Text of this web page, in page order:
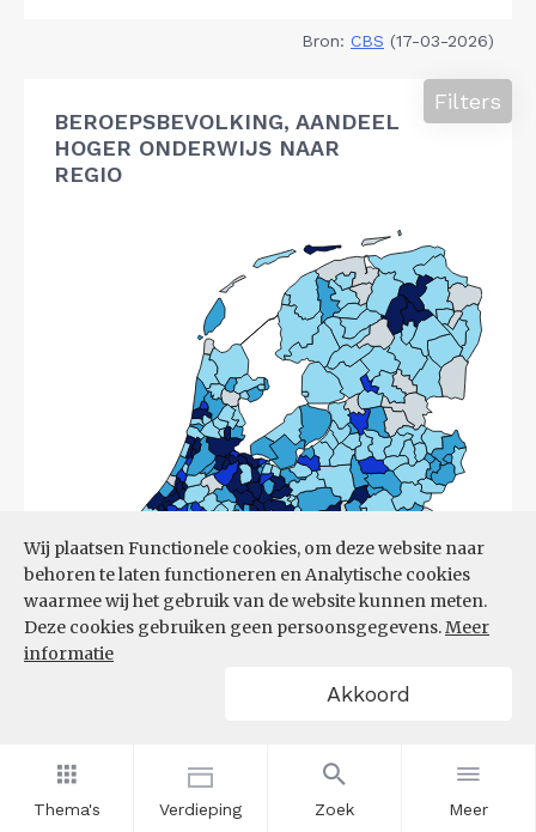
Thema's Verdieping Zoek Meer
Wij plaatsen Functionele cookies, om deze website naar
behoren te laten functioneren en Analytische cookies
waarmee wij het gebruik van de website kunnen meten.
Deze cookies gebruiken geen persoonsgegevens.Meer
informatie
Akkoord
Bron: CBS (17-03-2026)
BEROEPSBEVOLKING, AANDEEL
HOGER ONDERWIJS NAAR
REGIO
Filters
Bron:CBS (17-03-2026)